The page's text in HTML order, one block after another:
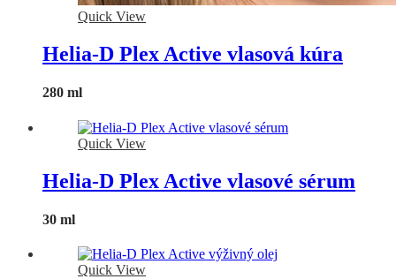
Quick View
Helia-D Plex Active vlasová kúra
280 ml
Quick View
Helia-D Plex Active vlasové sérum
30 ml
Quick View